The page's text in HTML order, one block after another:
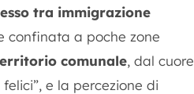
tra immigrazione
confinata a poche zone
comunale, dal cuore
e la percezione di